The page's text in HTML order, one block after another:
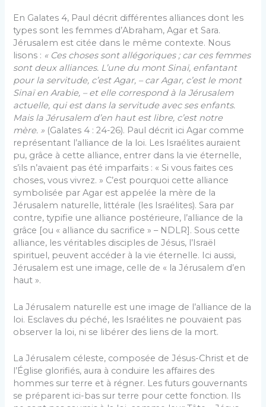
En Galates 4, Paul décrit différentes alliances dont les
types sont les femmes d’Abraham, Agar et Sara.
Jérusalem est citée dans le même contexte. Nous
lisons : « Ceschoses sont allégoriques ; car ces femmes
sont deux alliances. L’une du mont Sinaï, enfantant
pour la servitude, c’est Agar, – car Agar, c’est le mont
Sinaï en Arabie, – et elle correspond à la Jérusalem
actuelle, qui est dans la servitude avec ses enfants.
Mais la Jérusalem d’en haut est libre, c’est notre
mère. » (Galates 4 : 24-26). Paul décrit ici Agar comme
représentant l’alliance de la loi. Les Israélites auraient
pu, grâce à cette alliance, entrer dans la vie éternelle,
s’ils n’avaient pas été imparfaits : « Si vous faites ces
choses, vous vivrez. » C’est pourquoi cette alliance
symbolisée par Agar est appelée la mère de la
Jérusalem naturelle, littérale (les Israélites). Sara par
contre, typifie une alliance postérieure, l’alliance de la
grâce [ou « alliance du sacrifice » – NDLR]. Sous cette
alliance, les véritables disciples de Jésus, l’Israël
spirituel, peuvent accéder à la vie éternelle. Ici aussi,
Jérusalem est une image, celle de « la Jérusalem d’en
haut ».
La Jérusalem naturelle est une image de l’alliance de la
loi. Esclaves du péché, les Israélites ne pouvaient pas
observer la loi, ni se libérer des liens de la mort.
La Jérusalem céleste, composée de Jésus-Christ et de
l’Église glorifiés, aura à conduire les affaires des
hommes sur terre et à régner. Les futurs gouvernants
se préparent ici-bas sur terre pour cette fonction. Ils